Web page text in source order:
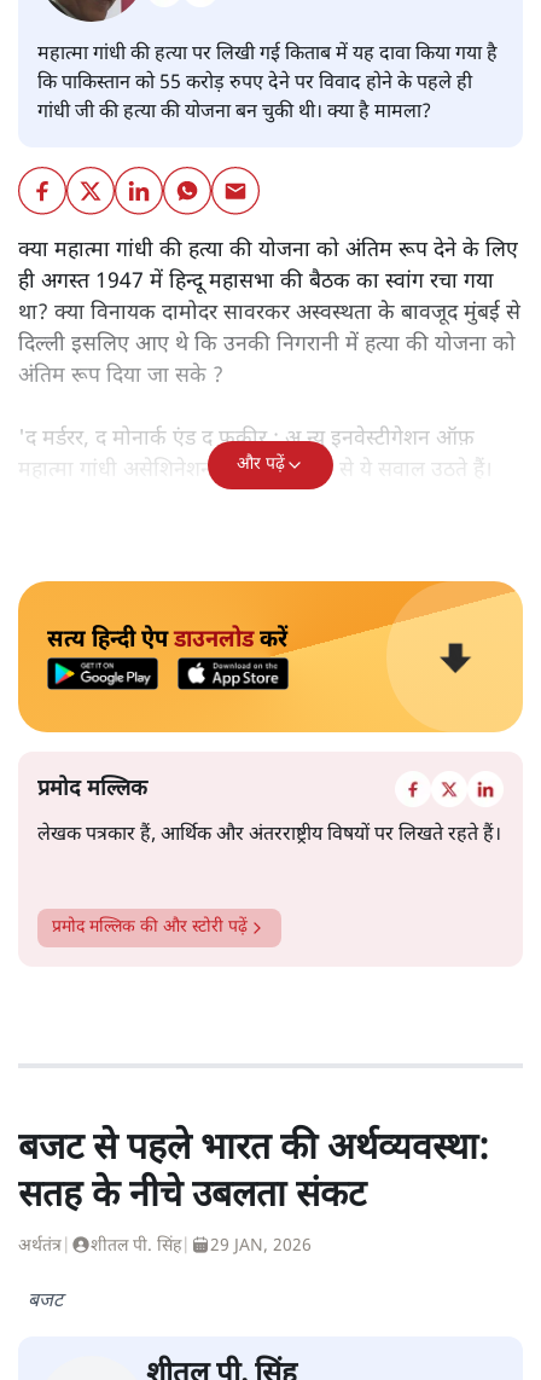
महात्मा गांधी की हत्या पर लिखी गई किताब में यह दावा किया गया है
कि पाकिस्तान को 55 करोड़ रुपए देने पर विवाद होने के पहले ही
गांधी जी की हत्या की योजना बन चुकी थी। क्या है मामला?
क्या महात्मा गांधी की हत्या की योजना को अंतिम रूप देने के लिए
ही अगस्त 1947 में हिन्दू महासभा की बैठक का स्वांग रचा गया
था? क्या विनायक दामोदर सावरकर अस्वस्थता के बावजूद मुंबई से
दिल्ली इसलिए आए थे कि उनकी निगरानी में हत्या की योजना को
अंतिम रूप दिया जा सके ?
'द मर्डरर, द मोनार्क एंड द फ़कीर : अ न्यू इनवेस्टीगेशन ऑफ़
महात्मा गांधी असेशिनेशन' नामक किताब से ये सवाल उठते हैं।
और पढ़ें
सत्य हिन्दी ऐपडाउनलोडकरें
प्रमोद मल्लिक
लेखक पत्रकार हैं, आर्थिक और अंतरराष्ट्रीय विषयों पर लिखते रहते हैं।
प्रमोद मल्लिक की और स्टोरी पढ़ें
बजट से पहले भारत की अर्थव्यवस्था:
सतह के नीचे उबलता संकट
अर्थतंत्र शीतल पी. सिंह| 29 JAN, 2026